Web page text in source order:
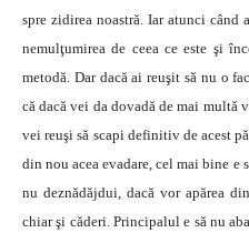
spre zidirea noastră. Iar atunci
nemulţumirea de ceea ce este şi
metodă. Dar dacă ai reuşit să nu o
că dacă vei da dovadă de mai
vei reuşi să scapi definitiv de acest
din nou acea evadare, cel mai bine
nu deznădăjdui, dacă vor apărea
chiar şi căderi. Principalul e să nu